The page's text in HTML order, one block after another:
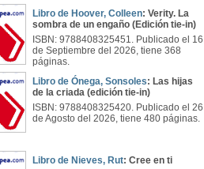
Libro de Hoover, Colleen: Verity. La
sombra de un engaño (Edición tie-in)
ISBN: 9788408325451. Publicado el 16
de Septiembre del 2026, tiene 368
páginas.
Libro de Ónega, Sonsoles: Las hijas
de la criada (edición tie-in)
ISBN: 9788408325420. Publicado el 26
de Agosto del 2026, tiene 480 páginas.
Libro de Nieves, Rut: Cree en ti